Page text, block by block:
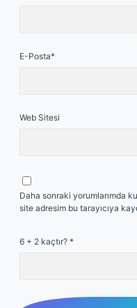
E-Posta*
Web Sitesi
Daha sonraki yorumlarımda
site adresim bu tarayıcıya
6 + 2 kaçtır? *